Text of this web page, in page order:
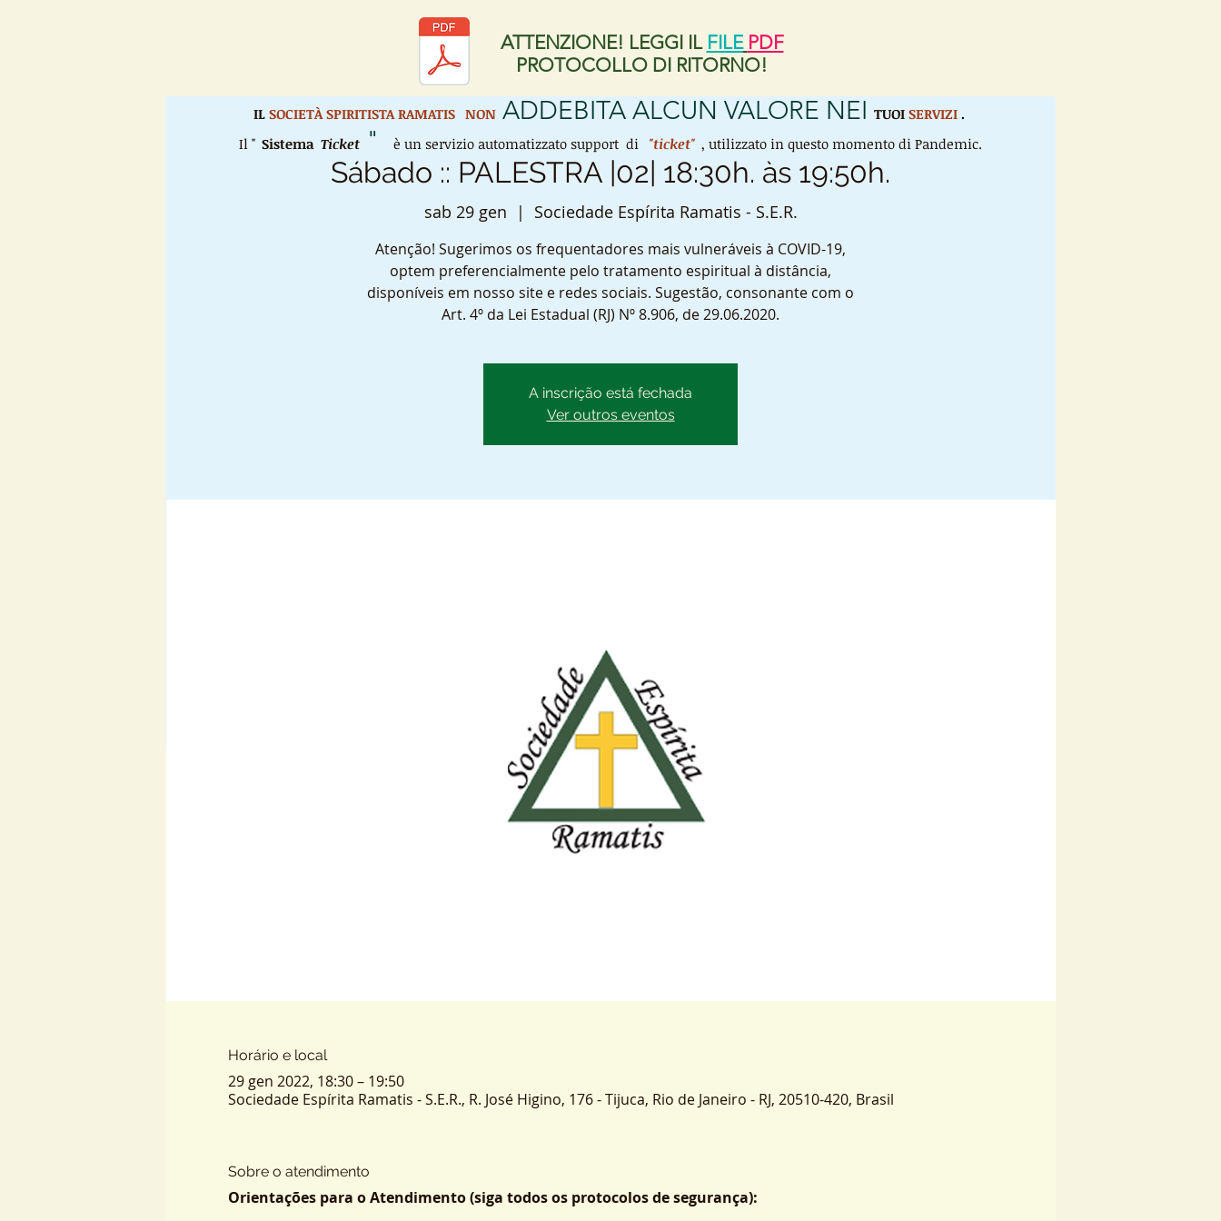
ATTENZIONE! LEGGI IL FILE PDF
PROTOCOLLO DI RITORNO!
Sábado :: PALESTRA |02| 18:30h. às 19:50h.
sab 29 gen
  |
Sociedade Espírita Ramatis - S.E.R.
Atenção! Sugerimos os frequentadores mais vulneráveis à COVID-19,
optem preferencialmente pelo tratamento espiritual à distância,
disponíveis em nosso site e redes sociais. Sugestão, consonante com o
Art. 4º da Lei Estadual (RJ) Nº 8.906, de 29.06.2020.
A inscrição está fechada
Ver outros eventos
Horário e local
29 gen 2022, 18:30 – 19:50
Sociedade Espírita Ramatis - S.E.R., R. José Higino, 176 - Tijuca, Rio de Janeiro - RJ, 20510-420, Brasil
Sobre o atendimento
Orientações para o Atendimento (siga todos os protocolos de segurança):
IL SOCIETÀ SPIRITISTA RAMATIS NONADDEBITA ALCUN VALORE NEI TUOI SERVIZI .
Il " Sistema Ticket " è un servizio automatizzato support di "ticket" , utilizzato in questo momento di Pandemic.